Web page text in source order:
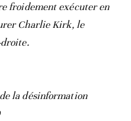
froidement exécuter en
Charlie Kirk, le
la désinformation